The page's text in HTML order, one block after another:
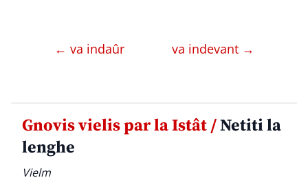
← va indaûr va indevant →
Gnovis vielis par la Istât /Netiti la
lenghe
Vielm